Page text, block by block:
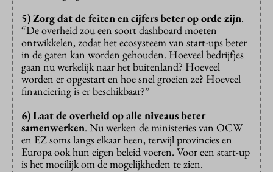
5)Zorg dat de feiten en cijfers beter op orde zijn.
“De overheid zou een soort dashboard moeten
ontwikkelen, zodat het ecosysteem van start-ups beter
in de gaten kan worden gehouden. Hoeveel bedrijfjes
gaan nu werkelijk naar het buitenland? Hoeveel
worden er opgestart en hoe snel groeien ze? Hoeveel
financiering is er beschikbaar?”
6)Laat de overheid op alle niveaus beter
samenwerken. Nu werken de ministeries van OCW
en EZ soms langs elkaar heen, terwijl provincies en
Europa ook hun eigen beleid voeren. Voor een start-up
is het moeilijk om de mogelijkheden te zien.